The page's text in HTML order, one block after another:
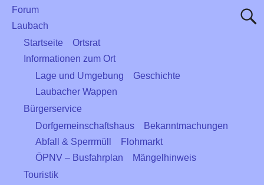
Forum
Laubach
Startseite
Ortsrat
Informationen zum Ort
Lage und Umgebung
Geschichte
Laubacher Wappen
Bürgerservice
Dorfgemeinschaftshaus
Bekanntmachungen
Abfall & Sperrmüll
Flohmarkt
ÖPNV – Busfahrplan
Mängelhinweis
Touristik